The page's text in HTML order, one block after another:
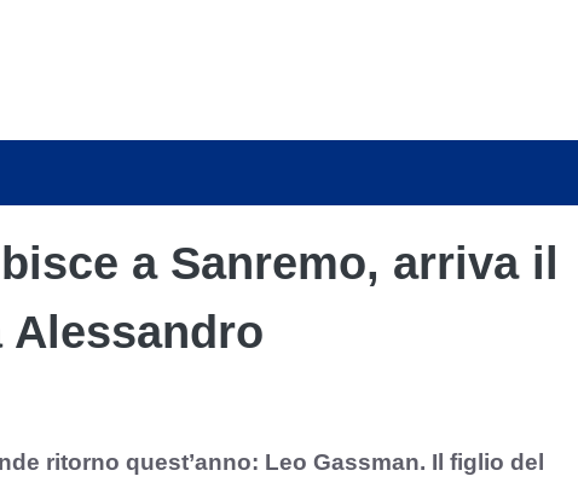
a Sanremo, arriva il
Alessandro
ritorno quest’anno: Leo Gassman. Il figlio del